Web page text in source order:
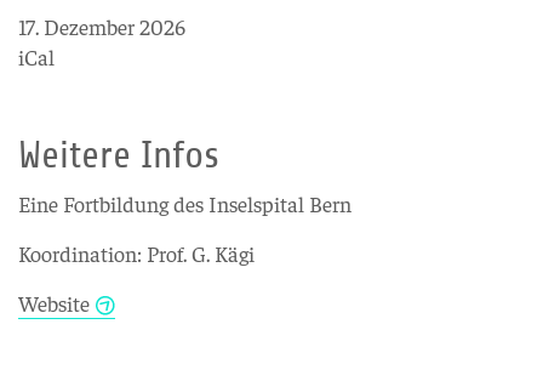
17. Dezember 2026
iCal
Weitere Infos
Eine Fortbildung des Inselspital Bern
Koordination: Prof. G. Kägi
Website